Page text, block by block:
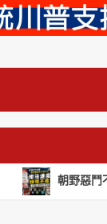
朝野惡鬥不休
20萬！AV女
人收入差
樣可以摻毒，